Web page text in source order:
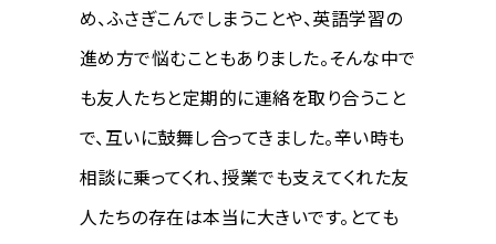
め、ふさぎこんでしまうことや、英語学習の
進め方で悩むこともありました。そんな中で
も友人たちと定期的に連絡を取り合うこと
で、互いに鼓舞し合ってきました。辛い時も
相談に乗ってくれ、授業でも支えてくれた友
人たちの存在は本当に大きいです。とても